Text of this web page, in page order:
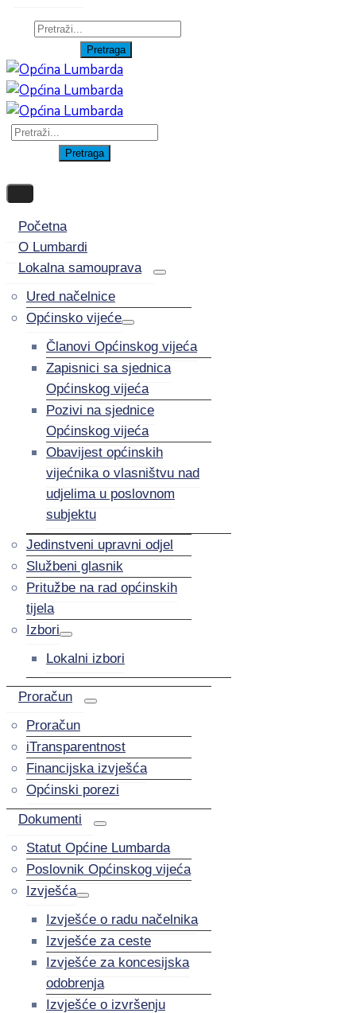
Početna
O Lumbardi
Lokalna samouprava
Ured načelnice
Općinsko vijeće
Članovi Općinskog vijeća
Zapisnici sa sjednica
Općinskog vijeća
Pozivi na sjednice
Općinskog vijeća
Obavijest općinskih
vijećnika o vlasništvu nad
udjelima u poslovnom
subjektu
Jedinstveni upravni odjel
Službeni glasnik
Pritužbe na rad općinskih
tijela
Izbori
Lokalni izbori
Proračun
Proračun
iTransparentnost
Financijska izvješća
Općinski porezi
Dokumenti
Statut Općine Lumbarda
Poslovnik Općinskog vijeća
Izvješća
Izvješće o radu načelnika
Izvješće za ceste
Izvješće za koncesijska
odobrenja
Izvješće o izvršenju